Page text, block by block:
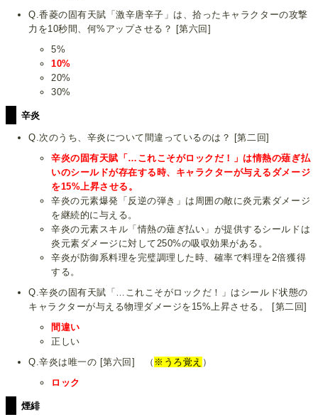
Q.香菱の固有天賦「激辛唐辛子」は、拾ったキャラクターの攻撃
力を10秒間、何%アップさせる？ [第六回]
5%
10%
20%
30%
辛炎
Q.次のうち、辛炎について間違っているのは？ [第二回]
辛炎の固有天賦「…これこそがロックだ！」は情熱の薙ぎ払
いのシールドが存在する時、キャラクターが与えるダメージ
を15%上昇させる。
辛炎の元素爆発「反逆の弾き」は周囲の敵に炎元素ダメージ
を継続的に与える。
辛炎の元素スキル「情熱の薙ぎ払い」が提供するシールドは
炎元素ダメージに対して250%の吸収効果がある。
辛炎が防御系料理を完璧調理した時、確率で料理を2倍獲得
する。
Q.辛炎の固有天賦「…これこそがロックだ！」はシールド状態の
キャラクターが与える物理ダメージを15%上昇させる。 [第二回]
間違い
正しい
Q.辛炎は唯一の [第六回] （ ※うろ覚え ）
ロック
煙緋